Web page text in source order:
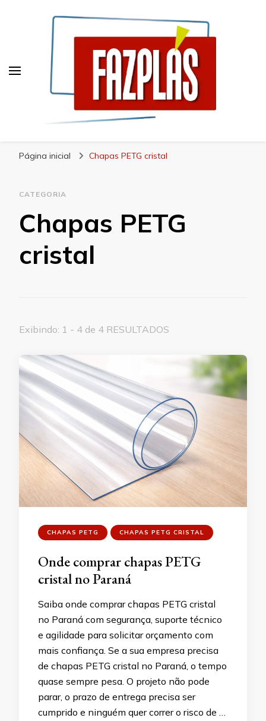
Página inicial Chapas PETG cristal
CATEGORIA
Chapas PETG
cristal
Exibindo: 1 - 4 de 4 RESULTADOS
CHAPAS PETG CHAPAS PETG CRISTAL
Onde comprar chapas PETG
cristal no Paraná
Saiba onde comprar chapas PETG cristal
no Paraná com segurança, suporte técnico
e agilidade para solicitar orçamento com
mais confiança. Se a sua empresa precisa
de chapas PETG cristal no Paraná, o tempo
quase sempre pesa. O projeto não pode
parar, o prazo de entrega precisa ser
cumprido e ninguém quer correr o risco de …